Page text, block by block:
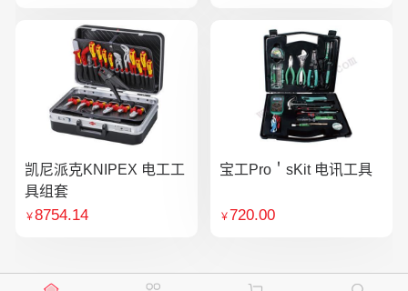
凯尼派克KNIPEX 电工工
具组套
￥8754.14
宝工Pro＇sKit 电讯工具
￥720.00